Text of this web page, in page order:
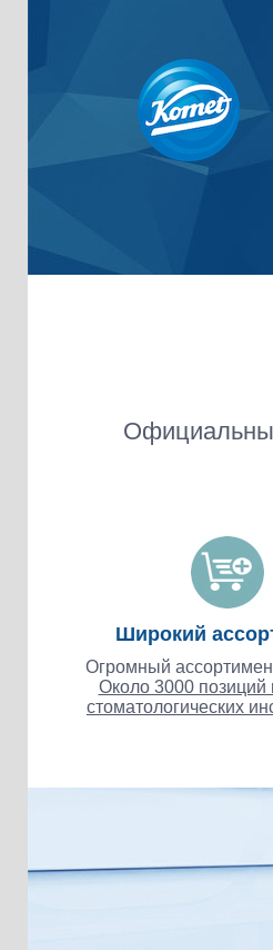
Широкий
Огромный
Около 3000 позиций
стоматологических